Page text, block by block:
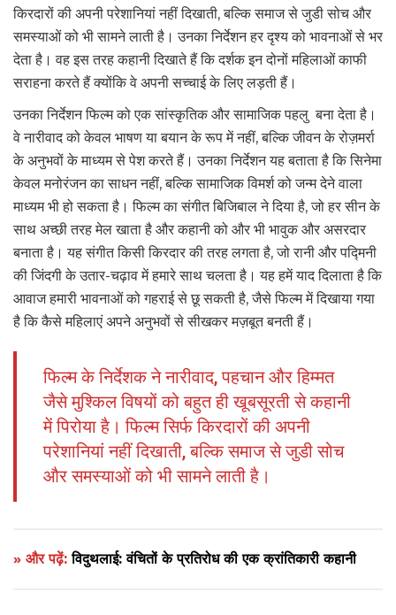
किरदारों की अपनी परेशानियां नहीं दिखाती, बल्कि समाज से जुडी सोच और
समस्याओं को भी सामने लाती है। उनका निर्देशन हर दृश्य को भावनाओं से भर
देता है। वह इस तरह कहानी दिखाते हैं कि दर्शक इन दोनों महिलाओं काफी
सराहना करते हैं क्योंकि वे अपनी सच्चाई के लिए लड़ती हैं।
उनका निर्देशन फिल्म को एक सांस्कृतिक और सामाजिक पहलु बना देता है।
वे नारीवाद को केवल भाषण या बयान के रूप में नहीं, बल्कि जीवन के रोज़मर्रा
के अनुभवों के माध्यम से पेश करते हैं। उनका निर्देशन यह बताता है कि सिनेमा
केवल मनोरंजन का साधन नहीं, बल्कि सामाजिक विमर्श को जन्म देने वाला
माध्यम भी हो सकता है। फिल्म का संगीत बिजिबाल ने दिया है, जो हर सीन के
साथ अच्छी तरह मेल खाता है और कहानी को और भी भावुक और असरदार
बनाता है। यह संगीत किसी किरदार की तरह लगता है, जो रानी और पद्मिनी
की जिंदगी के उतार-चढ़ाव में हमारे साथ चलता है। यह हमें याद दिलाता है कि
आवाज हमारी भावनाओं को गहराई से छू सकती है, जैसे फिल्म में दिखाया गया
है कि कैसे महिलाएं अपने अनुभवों से सीखकर मज़बूत बनती हैं।
फिल्म के निर्देशक ने नारीवाद, पहचान और हिम्मत
जैसे मुश्किल विषयों को बहुत ही खूबसूरती से कहानी
में पिरोया है। फिल्म सिर्फ किरदारों की अपनी
परेशानियां नहीं दिखाती, बल्कि समाज से जुडी सोच
और समस्याओं को भी सामने लाती है।
» और पढ़ें:विदुथलाई: वंचितों के प्रतिरोध की एक क्रांतिकारी कहानी